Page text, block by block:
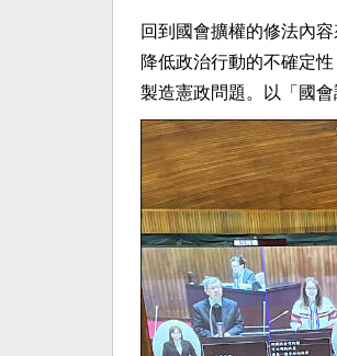
回到國會擴權的修法內
降低政治行動的不確定
製造憲政問題。以「國